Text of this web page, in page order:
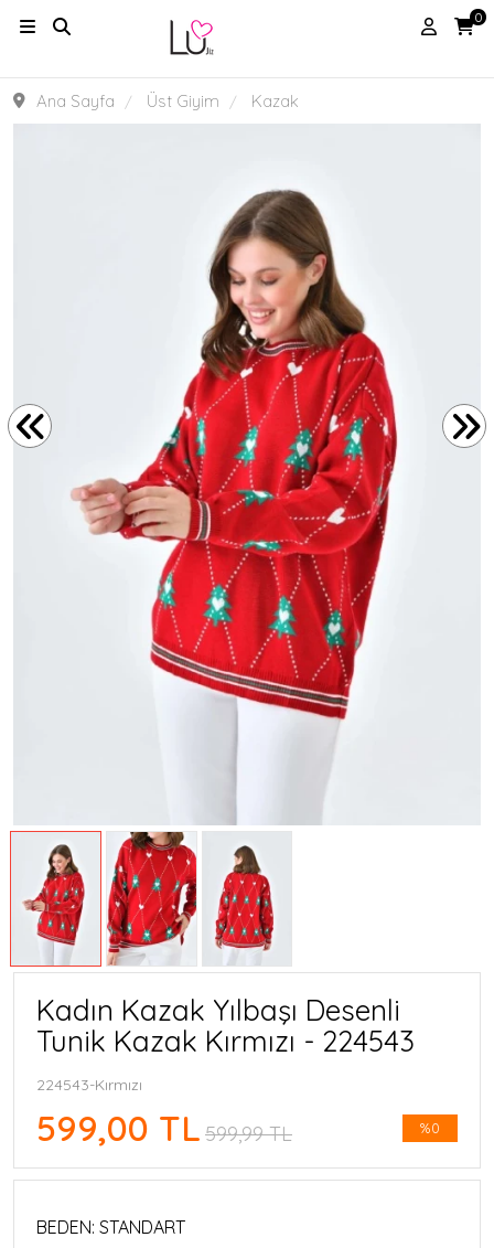
0
Ana Sayfa Üst Giyim Kazak
Kadın Kazak Yılbaşı Desenli
Tunik Kazak Kırmızı - 224543
224543-Kırmızı
%0
599,00 TL 599,99 TL
BEDEN: STANDART